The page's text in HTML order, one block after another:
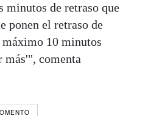
minutos de retraso que
ponen el retraso de
10 minutos
más'", comenta